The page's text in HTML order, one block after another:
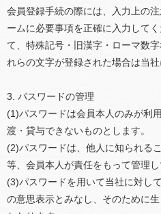
会員登録手続の際には、入力上の
ームに必要事項を正確に入力して
て、特殊記号・旧漢字・ローマ数
れらの文字が登録された場合は当社
3. パスワードの管理
(1)パスワードは会員本人のみが利
渡・貸与できないものとします。
(2)パスワードは、他人に知られる
等、会員本人が責任をもって管理し
(3)パスワードを用いて当社に対し
の意思表示とみなし、そのために